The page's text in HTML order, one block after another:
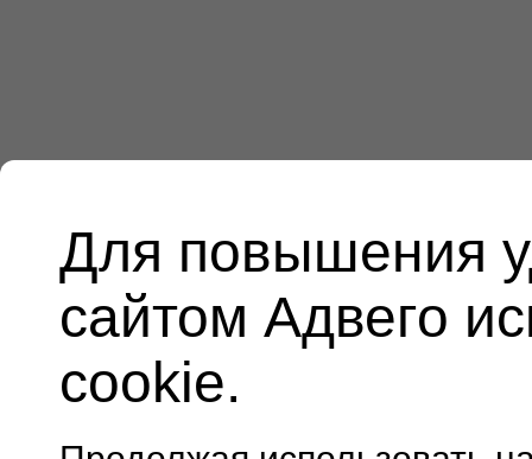
Для повышения
сайтом Адвего
cookie.